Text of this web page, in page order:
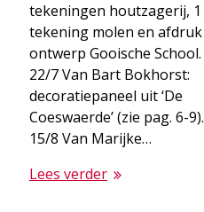
tekeningen houtzagerij, 1
tekening molen en afdruk
ontwerp Gooische School.
22/7 Van Bart Bokhorst:
decoratiepaneel uit ‘De
Coeswaerde’ (zie pag. 6-9).
15/8 Van Marijke…
Lees verder